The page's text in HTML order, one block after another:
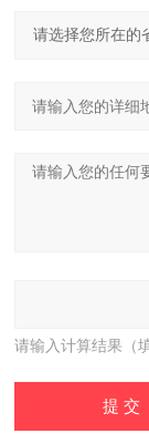
请输入计算结果（